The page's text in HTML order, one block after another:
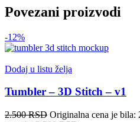
Povezani proizvodi
-12%
Dodaj u listu želja
Tumbler – 3D Stitch – v1
2.500RSD Originalna cena je bila: